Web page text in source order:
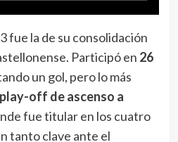
fue la de su consolidación
Participó en 26
un gol, pero lo más
play-off de ascenso a
fue titular en los cuatro
tanto clave ante el